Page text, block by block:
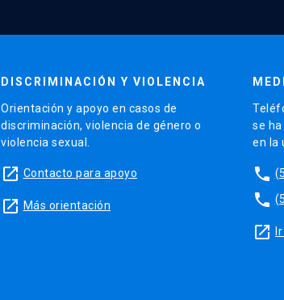
DISCRIMINACIÓN Y VIOLENCIA
Orientación y apoyo en casos de
discriminación, violencia de género o
violencia sexual.
launch Contacto para apoyo
launch Más orientación
se
en la
phone
phone
launch